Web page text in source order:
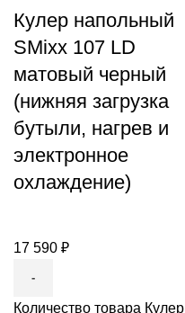
Кулер напольный
SMixx 107 LD
матовый черный
(нижняя загрузка
бутыли, нагрев и
электронное
охлаждение)
17 590 ₽
Количество товара Кулер